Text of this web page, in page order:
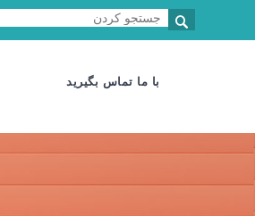

با ما تماس بگیرید